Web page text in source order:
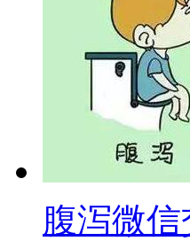
腹泻微